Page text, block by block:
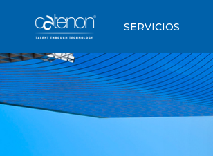
SERVICIOS